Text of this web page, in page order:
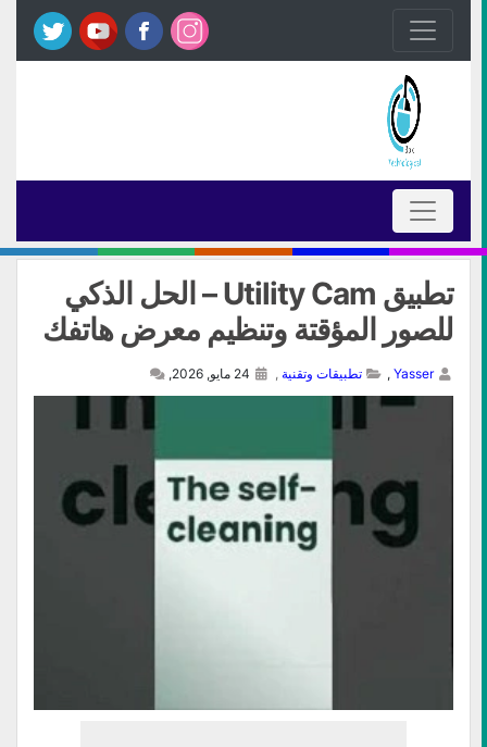
تطبيق Utility Cam – الحل الذكي
للصور المؤقتة وتنظيم معرض هاتفك
Yasser
, تطبيقات وتقنية ,